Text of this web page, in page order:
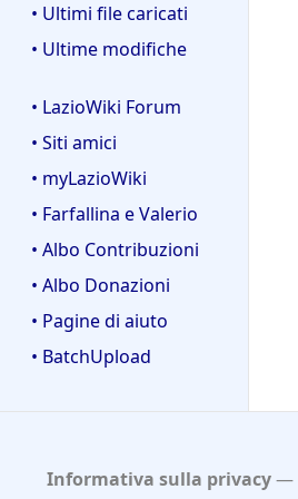
• Ultimi file caricati
• Ultime modifiche
• LazioWiki Forum
• Siti amici
• myLazioWiki
• Farfallina e Valerio
• Albo Contribuzioni
• Albo Donazioni
• Pagine di aiuto
• BatchUpload
Informativa sulla privacy